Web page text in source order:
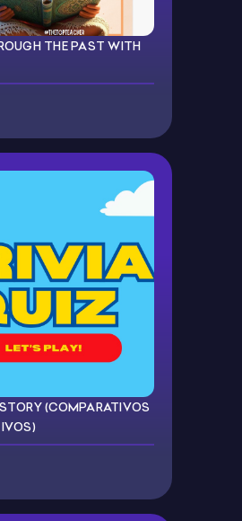
THE PAST WITH
(COMPARATIVOS